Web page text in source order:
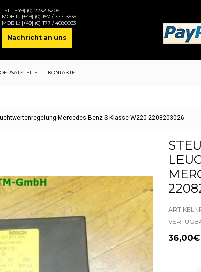
TEL: [+49] (0) 2232-5205
MOBIL: [+49] (0) 157 / 77713535
MOBIL: [+49] (0) 177 / 4080033
Nachricht an uns
KONTAKTE
Mercedes Benz S-Klasse W220 2208203026
36,00€